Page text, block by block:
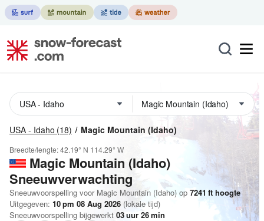
USA - Idaho (18) Magic Mountain (Idaho)
Breedte/lengte:42.19° N 114.29° W
Magic Mountain (Idaho)
Sneeuwverwachting
Sneeuwvoorspelling voor Magic Mountain (Idaho) op 7241 ft hoogte
Uitgegeven: 10 pm 08 Aug 2026 (lokale tijd)
Sneeuwvoorspelling bijgewerkt 03uur 26min